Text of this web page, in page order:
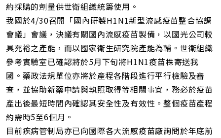
約採購的劑量供世衛組織統籌使用。
我國於4/30召開「國內研製H1N1新型流感疫苗整合協調
會議」會議，決議有關國內流感疫苗製備，以國光公司較
具充裕之產能，而以國家衛生研究院產能為輔。世衛組織
參考實驗室已確認將於5月下旬將H1N1疫苗株寄送我
國。藥政法規單位亦將於產程各階段進行平行檢驗及審
查，並協助新藥申請與執照取得等相關事宜，務必於疫苗
產出後最短時間內確認其安全性及有效性。整個疫苗產程
約需時5至6個月。
目前疾病管制局亦已向國際各大流感疫苗廠詢問於年底前